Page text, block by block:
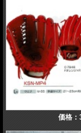
価格：